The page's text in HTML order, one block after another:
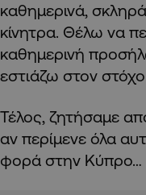
καθημερινά,
κίνητρα. Θέλω να
καθημερινή
εστιάζω στον
Τέλος, ζητήσαμε
αν περίμενε όλα
φορά στην Κύπρο…